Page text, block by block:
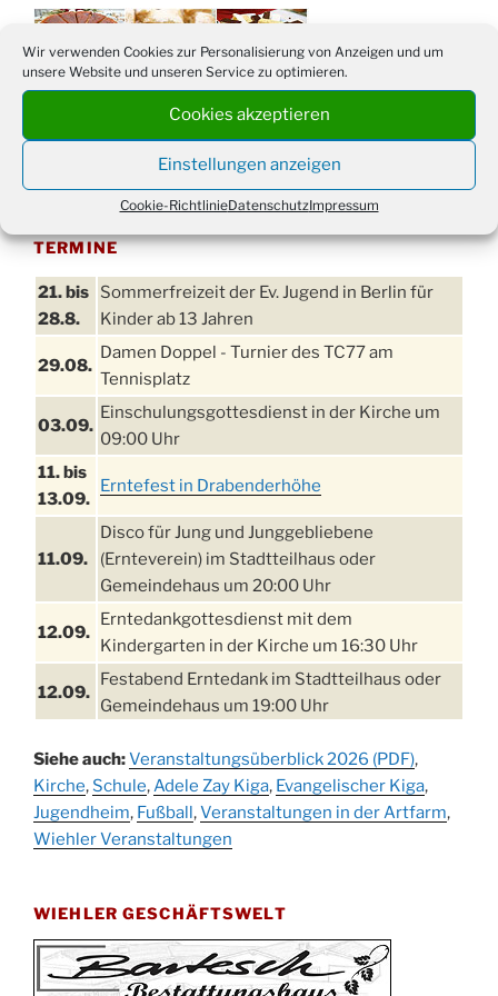
Wir verwenden Cookies zur Personalisierung von Anzeigen und um
unsere Website und unseren Service zu optimieren.
Cookies akzeptieren
Einstellungen anzeigen
Cookie-RichtlinieDatenschutzImpressum
TERMINE
21. bis
28.8.
Sommerfreizeit der Ev. Jugend in Berlin für
Kinder ab 13 Jahren
29.08.
Damen Doppel - Turnier des TC77 am
Tennisplatz
03.09.
Einschulungsgottesdienst in der Kirche um
09:00 Uhr
11. bis
13.09.
Erntefest in Drabenderhöhe
11.09.
Disco für Jung und Junggebliebene
(Ernteverein) im Stadtteilhaus oder
Gemeindehaus um 20:00 Uhr
12.09.
Erntedankgottesdienst mit dem
Kindergarten in der Kirche um 16:30 Uhr
12.09.
Festabend Erntedank im Stadtteilhaus oder
Gemeindehaus um 19:00 Uhr
13.09.
Stadtteilhaus um 14:00 Uhr
19.09.
Schlagerabend im Stadtteilhaus
Drabenderhöhe
Kinderbibeltag im Ev. Gemeindehaus von 10-
12 Uhr
Afterwork-Andacht um 18:00 Uhr in der
Siehe auch:Veranstaltungsüberblick 2026 (PDF),
Kirche, Schule, Adele Zay Kiga, Evangelischer Kiga,
Jugendheim, Fußball,Veranstaltungen in der Artfarm,
Wiehler Veranstaltungen
WIEHLER GESCHÄFTSWELT